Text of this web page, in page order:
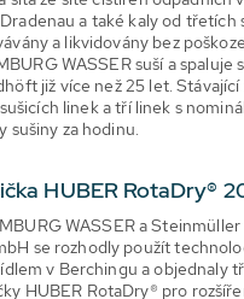
a také kaly od třetích
a likvidovány bez
WASSER suší a spaluje
již více než 25 let. Stávající
linek a tří linek s
sušiny za hodinu.
HUBER RotaDry®
WASSER a Steinmüller
se rozhodly použít
v Berchingu a objednaly
HUBER RotaDry® pro